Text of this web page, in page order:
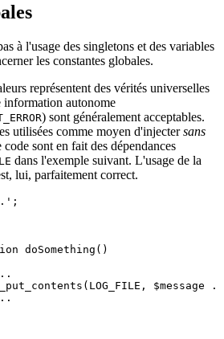
à l'usage des singletons et des variables
les constantes globales.
représentent des vérités universelles
information autonome
) sont généralement acceptables.
utilisées comme moyen d'injectersans
sont en fait des dépendances
dans l'exemple suivant. L'usage de la
lui, parfaitement correct.